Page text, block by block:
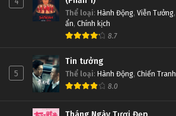
Thể loại: Hành Động, Viễn Tưởng,
ẩn, Chính kịch
8.7
5
Tin tưởng
Thể loại: Hành Động, Chiến Tranh
8.0